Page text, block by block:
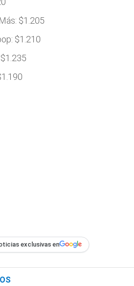
$1.205
$1.210
exclusivas en